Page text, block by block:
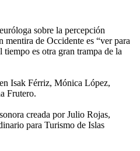
sobre la percepción
mentira de Occidente es “ver para
tiempo es otra gran trampa de la
Isak Férriz, Mónica López,
Frutero.
creada por Julio Rojas,
para Turismo de Islas